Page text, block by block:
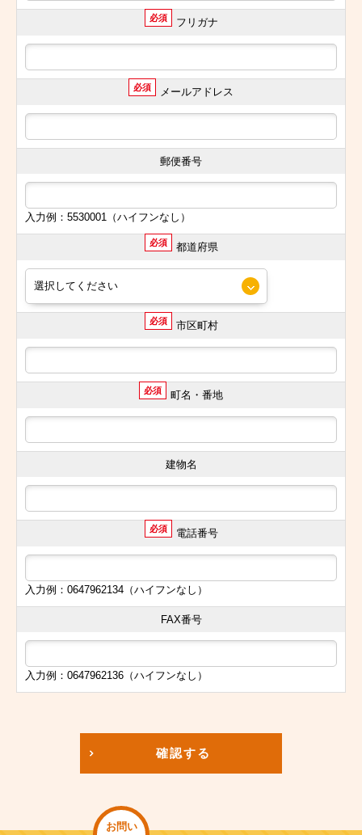
必須 フリガナ
必須 メールアドレス
郵便番号
入力例：5530001（ハイフンなし）
必須 都道府県
必須 市区町村
必須 町名・番地
建物名
必須 電話番号
入力例：0647962134（ハイフンなし）
FAX番号
入力例：0647962136（ハイフンなし）
確認する
お問い